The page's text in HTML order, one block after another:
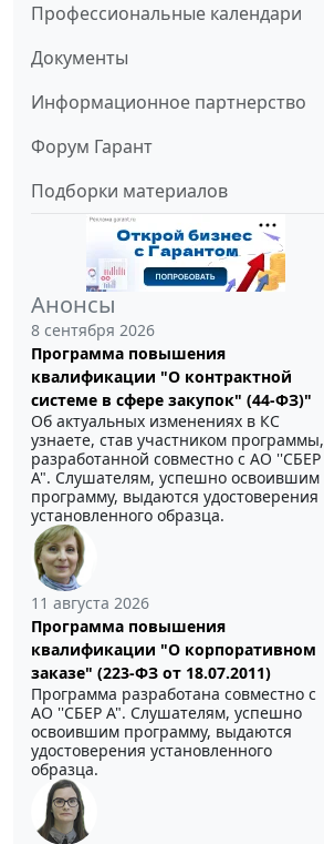
Профессиональные календари
Документы
Информационное партнерство
Форум Гарант
Подборки материалов
Анонсы
8 сентября 2026
Программа повышения
квалификации "О контрактной
системе в сфере закупок" (44-ФЗ)"
Об актуальных изменениях в КС
узнаете, став участником программы,
разработанной совместно с АО ''СБЕР
А". Слушателям, успешно освоившим
программу, выдаются удостоверения
установленного образца.
11 августа 2026
Программа повышения
квалификации "О корпоративном
заказе" (223-ФЗ от 18.07.2011)
Программа разработана совместно с
АО ''СБЕР А". Слушателям, успешно
освоившим программу, выдаются
удостоверения установленного
образца.